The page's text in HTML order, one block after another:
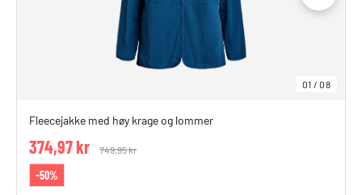
01 /08
Fleecejakke med høy krage og lommer
Price reduced from
749,95 kr
374,97 kr
-50%